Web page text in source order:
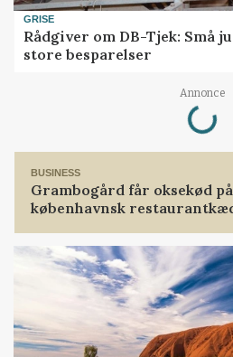
GRISE
Rådgiver om DB-Tjek: Små
store besparelser
Annonce
Loading...
BUSINESS
Grambogård får oksekød
københavnsk